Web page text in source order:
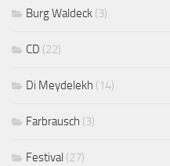
Burg Waldeck (3)
CD (22)
Di Meydelekh (14)
Farbrausch (3)
Festival (27)